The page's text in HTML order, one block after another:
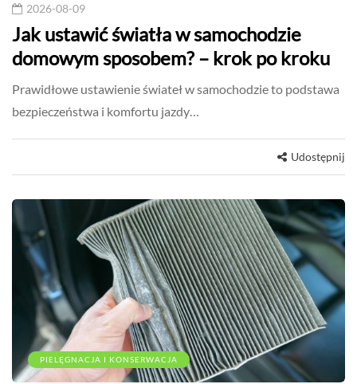
2026-08-09
Jak ustawić światła w samochodzie
domowym sposobem? – krok po kroku
Prawidłowe ustawienie świateł w samochodzie to podstawa
bezpieczeństwa i komfortu jazdy…
Udostępnij
PIELĘGNACJA I KONSERWACJA